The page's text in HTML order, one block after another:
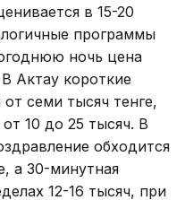
в 15-20
программы
ночь цена
Актау короткие
семи тысяч тенге,
10 до 25 тысяч. В
обходится
а 30-минутная
12-16 тысяч, при